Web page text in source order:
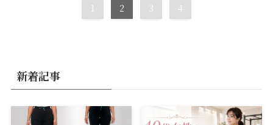
1 2 3 4
新着記事